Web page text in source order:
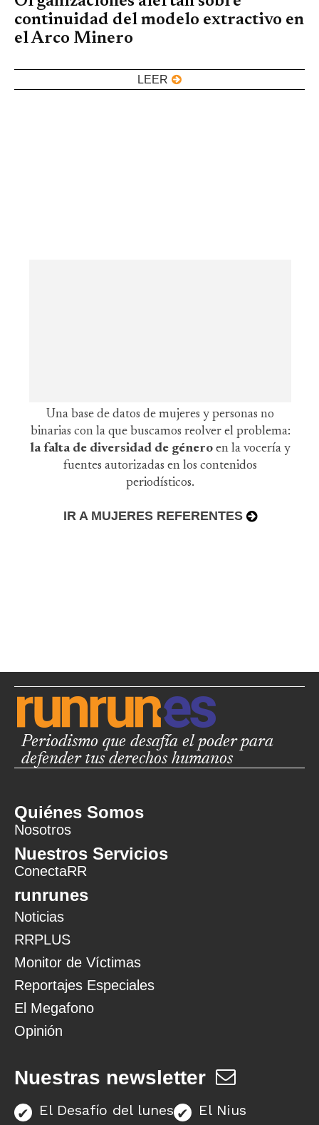
continuidad del modelo extractivo en
el Arco Minero
LEER
Una base de datos de mujeres y personas no
binarias con la que buscamos reolver el problema:
la falta de diversidad de género en la vocería y
fuentes autorizadas en los contenidos
periodísticos.
IR A MUJERES REFERENTES
Periodismo que desafía el poder para
defender tus derechos humanos
Quiénes Somos
Nosotros
Nuestros Servicios
ConectaRR
runrunes
Noticias
RRPLUS
Monitor de Víctimas
Reportajes Especiales
El Megafono
Opinión
Nuestras newsletter
El Desafío del lunes El Nius